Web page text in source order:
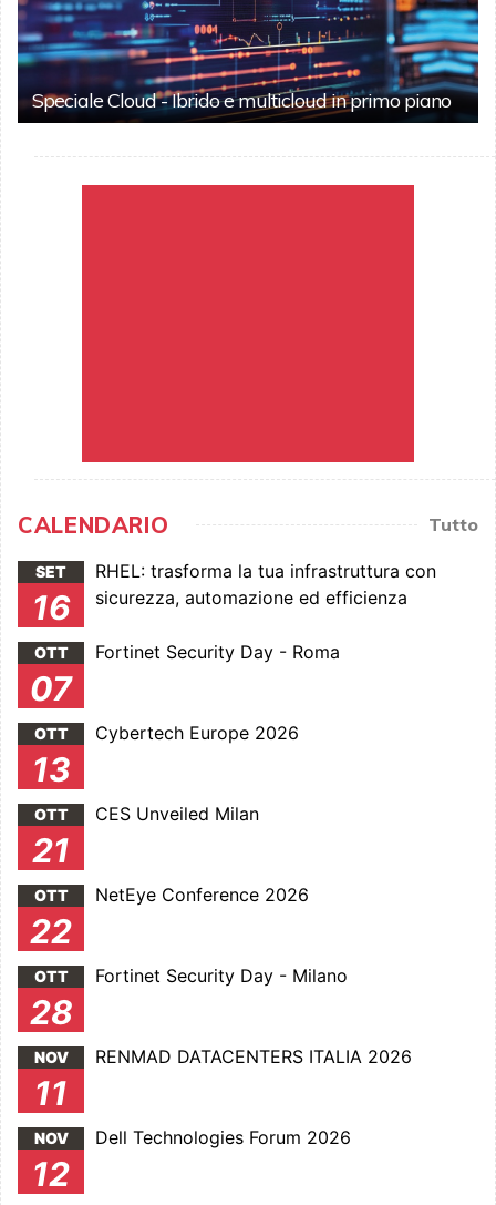
Speciale Cloud - Ibrido e multicloud in primo piano
CALENDARIO Tutto
SET
16
RHEL: trasforma la tua infrastruttura con
sicurezza, automazione ed efficienza
OTT
07
Fortinet Security Day - Roma
OTT
13
Cybertech Europe 2026
OTT
21
CES Unveiled Milan
OTT
22
NetEye Conference 2026
OTT
28
Fortinet Security Day - Milano
NOV
11
RENMAD DATACENTERS ITALIA 2026
NOV
12
Dell Technologies Forum 2026